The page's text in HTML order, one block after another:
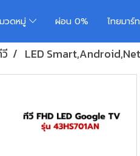
วดหมู่ ผ่อน 0% ไทยมาร์
LED